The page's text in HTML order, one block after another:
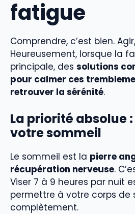
fatigue
Comprendre, c’est bien.
Heureusement, lorsque la
principale, des solutions
pour calmer ces
retrouver la sérénité.
La priorité absolue
votre sommeil
Le sommeil est la pierre
récupération nerveuse.
Viser 7 à 9 heures par nuit
permettre à votre corps de
complètement.